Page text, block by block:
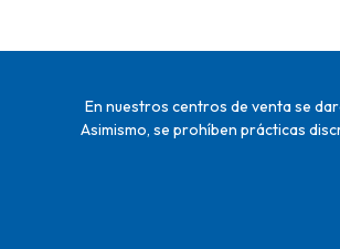
En nuestros centros de venta se
Asimismo, se prohíben prácticas